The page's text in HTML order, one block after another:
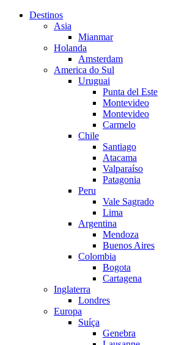
Destinos
Asia
Mianmar
Holanda
Amsterdam
America do Sul
Uruguai
Punta del Este
Montevideo
Montevideo
Carmelo
Chile
Santiago
Atacama
Valparaíso
Patagonia
Peru
Vale Sagrado
Lima
Argentina
Mendoza
Buenos Aires
Colombia
Bogota
Cartagena
Inglaterra
Londres
Europa
Suíça
Genebra